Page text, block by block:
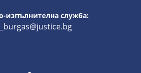
изпълнителна служба: